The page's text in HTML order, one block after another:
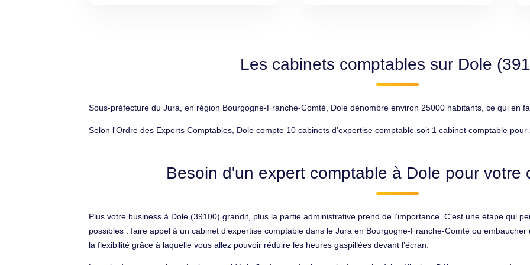
Les cabinets comptables sur Dole
Sous-préfecture du Jura, en région Bourgogne-Franche-Comté, Dole dénombre environ 25000 habitants, ce qui en
Selon l'Ordre des Experts Comptables, Dole compte 10 cabinets d'expertise comptable soit 1 cabinet comptable
Besoin d'un expert comptable à Dole pour votre
Plus votre business à Dole (39100) grandit, plus la partie administrative prend de l’importance. C’est une étape qui
possibles : faire appel à un cabinet d’expertise comptable dans le Jura en Bourgogne-Franche-Comté ou
la flexibilité grâce à laquelle vous allez pouvoir réduire les heures gaspillées devant l’écran.